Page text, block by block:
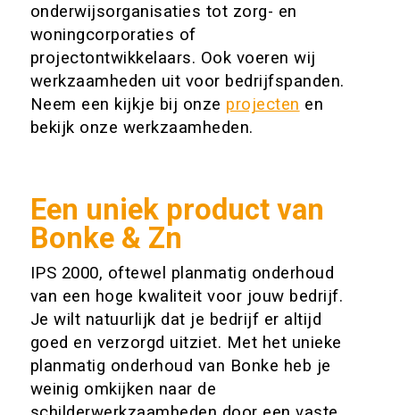
onderwijsorganisaties tot zorg- en
woningcorporaties of
projectontwikkelaars. Ook voeren wij
werkzaamheden uit voor bedrijfspanden.
Neem een kijkje bij onze projecten en
bekijk onze werkzaamheden.
Een uniek product van
Bonke & Zn
IPS 2000, oftewel planmatig onderhoud
van een hoge kwaliteit voor jouw bedrijf.
Je wilt natuurlijk dat je bedrijf er altijd
goed en verzorgd uitziet. Met het unieke
planmatig onderhoud van Bonke heb je
weinig omkijken naar de